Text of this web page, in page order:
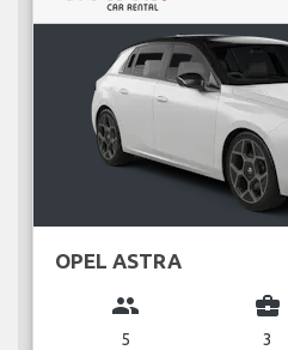
OPEL ASTRA
group
5
business_center
3